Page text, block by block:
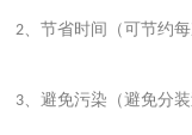
2、节省时间（可节约
3 、避免污染（避免分